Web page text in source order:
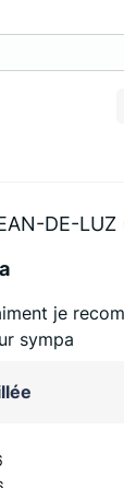
DE-LUZ
je
sympa